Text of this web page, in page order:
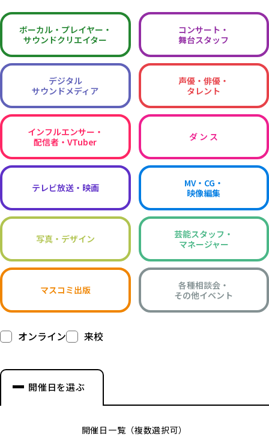
ボーカル・ プレイヤー・
サウンドクリエイター
コンサート・
舞台スタッフ
デジタル
サウンドメディア
声優・俳優・
タレント
インフルエンサー・
配信者・VTuber
ダ ン ス
テレビ放送・映画
MV・CG・
映像編集
写真・デザイン
芸能スタッフ・
マネージャー
マスコミ出版
各種相談会・
その他イベント
オンライン 来校
開催日を選ぶ
開催日一覧（複数選択可）